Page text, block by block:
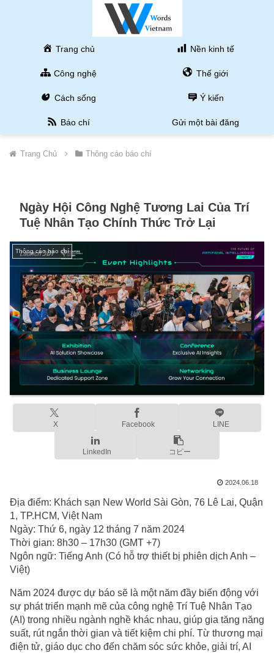
Trang chủ Nền kinh tế
Công nghệ Thế giới
Cách sống Ý kiến
Báo chí Gửi một bài đăng
Trang Chủ Thông cáo báo chí
Ngày Hội Công Nghệ Tương Lai Của Trí
Tuệ Nhân Tạo Chính Thức Trở Lại
Thông cáo báo chí
X Facebook LINE
LinkedIn コピー
2024.06.18
Địa điểm: Khách sạn New World Sài Gòn, 76 Lê Lai, Quận
1, TP.HCM, Việt Nam
Ngày: Thứ 6, ngày 12 tháng 7 năm 2024
Thời gian: 8h30 – 17h30 (GMT +7)
Ngôn ngữ: Tiếng Anh (Có hỗ trợ thiết bị phiên dịch Anh –
Việt)
Năm 2024 được dự báo sẽ là một năm đầy biến động với
sự phát triển mạnh mẽ của công nghệ Trí Tuệ Nhân Tạo
(AI) trong nhiều ngành nghề khác nhau, giúp gia tăng năng
suất, rút ngắn thời gian và tiết kiệm chi phí. Từ thương mại
điện tử, giáo dục cho đến chăm sóc sức khỏe, giải trí, AI